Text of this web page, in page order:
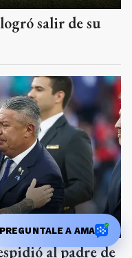
salir de su
al padre de
PREGUNTALE A AMA